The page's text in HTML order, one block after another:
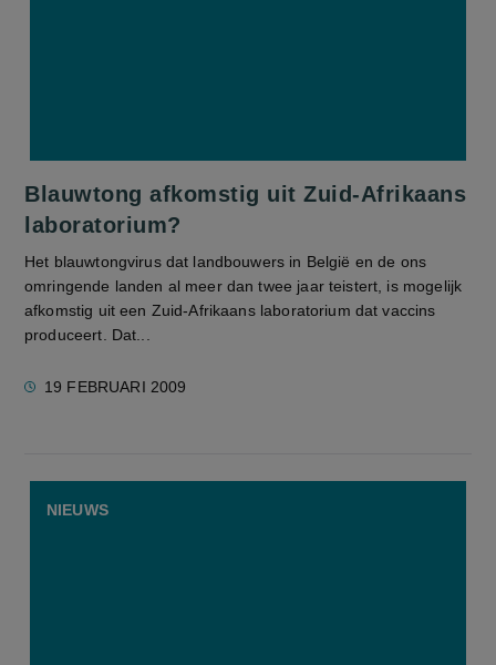
Blauwtong afkomstig uit Zuid-Afrikaans
laboratorium?
Het blauwtongvirus dat landbouwers in België en de ons
omringende landen al meer dan twee jaar teistert, is mogelijk
afkomstig uit een Zuid-Afrikaans laboratorium dat vaccins
produceert. Dat...
19 FEBRUARI 2009
NIEUWS